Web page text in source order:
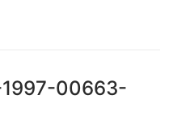
00663-